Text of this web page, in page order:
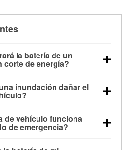
la batería de un
corte de energía?
durante un tiempo
sin conducir el vehículo
carga de respaldo para
inundación dañar el
del motor y pueden
lo que puede provocar una
de vehículo funciona
de emergencia?